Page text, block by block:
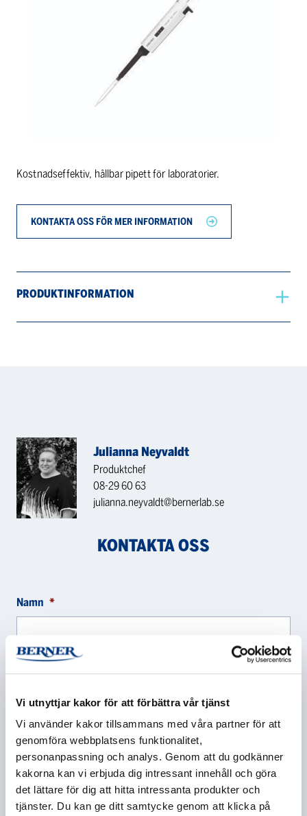
Vi utnyttjar kakor för att förbättra vår tjänst
Vi använder kakor tillsammans med våra partner för att
genomföra webbplatsens funktionalitet,
personanpassning och analys. Genom att du godkänner
kakorna kan vi erbjuda dig intressant innehåll och göra
det lättare för dig att hitta intressanta produkter och
tjänster. Du kan ge ditt samtycke genom att klicka på
Kostnadseffektiv, hållbar pipett för laboratorier.
KONTAKTA OSS FÖR MER INFORMATION
PRODUKTINFORMATION
Julianna Neyvaldt
Produktchef
08-29 60 63
julianna.neyvaldt@bernerlab.se
KONTAKTA OSS
Namn *
Företag *
E-post *